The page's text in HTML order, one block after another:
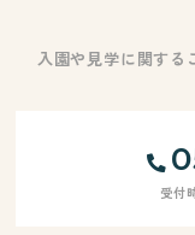
入園や見学に関する
受付